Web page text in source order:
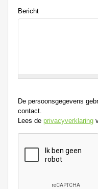
Bericht
De persoonsgegevens
contact.
Lees de privacyverklaring